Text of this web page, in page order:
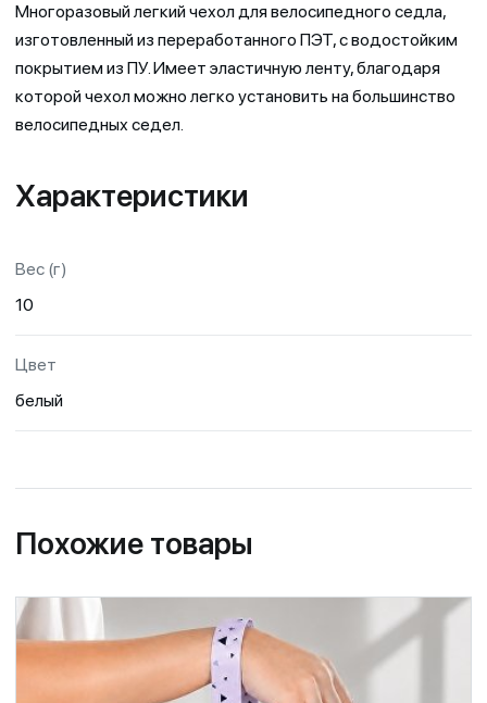
Многоразовый легкий чехол для велосипедного седла,
изготовленный из переработанного ПЭТ, с водостойким
покрытием из ПУ. Имеет эластичную ленту, благодаря
которой чехол можно легко установить на большинство
велосипедных седел.
Характеристики
Вес (г)
10
Цвет
белый
Похожие товары